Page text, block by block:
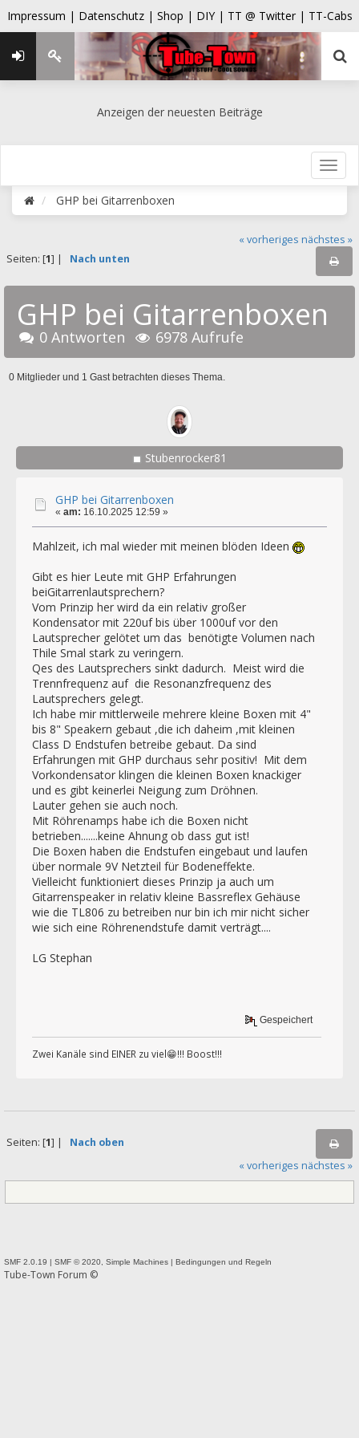
Impressum | Datenschutz | Shop | DIY | TT @ Twitter | TT-Cabs
Anzeigen der neuesten Beiträge
GHP bei Gitarrenboxen
« vorheriges nächstes »
Seiten: [1] | Nach unten
GHP bei Gitarrenboxen
0 Antworten 6978 Aufrufe
0 Mitglieder und 1 Gast betrachten dieses Thema.
Stubenrocker81
GHP bei Gitarrenboxen
« am: 16.10.2025 12:59 »
Mahlzeit, ich mal wieder mit meinen blöden Ideen
Gibt es hier Leute mit GHP Erfahrungen
beiGitarrenlautsprechern?
Vom Prinzip her wird da ein relativ großer
Kondensator mit 220uf bis über 1000uf vor den
Lautsprecher gelötet um das benötigte Volumen nach
Thile Smal stark zu veringern.
Qes des Lautsprechers sinkt dadurch. Meist wird die
Trennfrequenz auf die Resonanzfrequenz des
Lautsprechers gelegt.
Ich habe mir mittlerweile mehrere kleine Boxen mit 4"
bis 8" Speakern gebaut ,die ich daheim ,mit kleinen
Class D Endstufen betreibe gebaut. Da sind
Erfahrungen mit GHP durchaus sehr positiv! Mit dem
Vorkondensator klingen die kleinen Boxen knackiger
und es gibt keinerlei Neigung zum Dröhnen.
Lauter gehen sie auch noch.
Mit Röhrenamps habe ich die Boxen nicht
betrieben.......keine Ahnung ob dass gut ist!
Die Boxen haben die Endstufen eingebaut und laufen
über normale 9V Netzteil für Bodeneffekte.
Vielleicht funktioniert dieses Prinzip ja auch um
Gitarrenspeaker in relativ kleine Bassreflex Gehäuse
wie die TL806 zu betreiben nur bin ich mir nicht sicher
wie sich eine Röhrenendstufe damit verträgt....
LG Stephan
Gespeichert
Zwei Kanäle sind EINER zu viel😁!!! Boost!!!
Seiten: [1] | Nach oben
« vorheriges nächstes »
SMF 2.0.19 | SMF © 2020 Simple Machines | Bedingungen und Regeln
Tube-Town Forum ©